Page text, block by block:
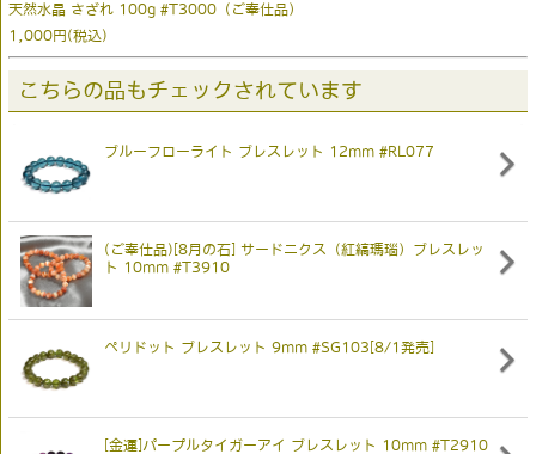
天然水晶 さざれ 100g #T3000（ご奉仕品）
1,000円(税込)
こちらの品もチェックされています
ブルーフローライト ブレスレット 12mm #RL077
(ご奉仕品)[8月の石] サードニクス（紅縞瑪瑙）ブレスレッ
ト 10mm #T3910
ペリドット ブレスレット 9mm #SG103[8/1発売]
[金運]パープルタイガーアイ ブレスレット 10mm #T2910